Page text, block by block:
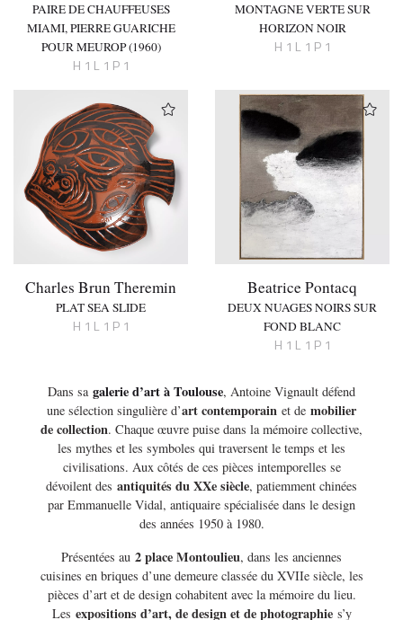
PAIRE DE CHAUFFEUSES
MIAMI, PIERRE GUARICHE
POUR MEUROP (1960)
H 1 L 1 P 1
MONTAGNE VERTE SUR
HORIZON NOIR
H 1 L 1 P 1
Charles Brun Theremin
PLAT SEA SLIDE
H 1 L 1 P 1
Beatrice Pontacq
DEUX NUAGES NOIRS SUR
FOND BLANC
H 1 L 1 P 1
Dans sa galerie d’art à Toulouse, Antoine Vignault défend
une sélection singulière d’art contemporain et de mobilier
de collection. Chaque œuvre puise dans la mémoire collective,
les mythes et les symboles qui traversent le temps et les
civilisations. Aux côtés de ces pièces intemporelles se
dévoilent des antiquités du XXe siècle, patiemment chinées
par Emmanuelle Vidal, antiquaire spécialisée dans le design
des années 1950 à 1980.
Présentées au 2 place Montoulieu, dans les anciennes
cuisines en briques d’une demeure classée du XVIIe siècle, les
pièces d’art et de design cohabitent avec la mémoire du lieu.
Les expositions d’art, de design et de photographies’y